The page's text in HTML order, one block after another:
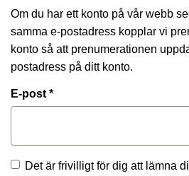
Om du har ett konto på vår webb
samma e-postadress kopplar vi
konto så att prenumerationen
postadress på ditt konto.
E-post *
Det är frivilligt för dig att lämna